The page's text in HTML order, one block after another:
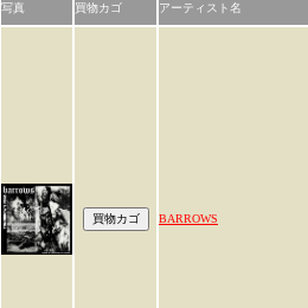
写真 買物カゴ アーティスト名
BARROWS